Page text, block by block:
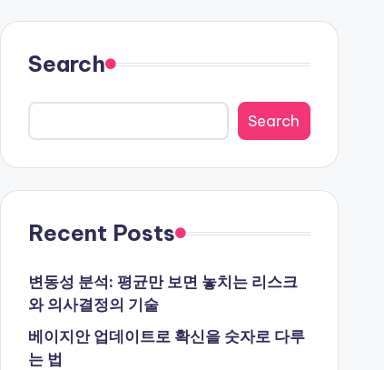
Search
Search
Recent Posts
변동성 분석: 평균만 보면 놓치는 리스크
와 의사결정의 기술
베이지안 업데이트로 확신을 숫자로 다루
는 법